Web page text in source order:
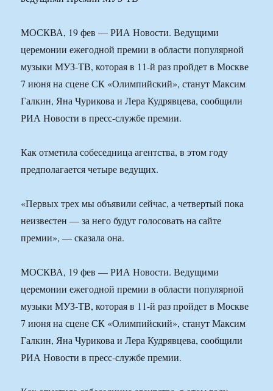
МОСКВА, 19 фев — РИА Новости. Ведущими
церемонии ежегодной премии в области популярной
музыки МУЗ-ТВ, которая в 11-й раз пройдет в Москве
7 июня на сцене СК «Олимпийский», станут Максим
Галкин, Яна Чурикова и Лера Кудрявцева, сообщили
РИА Новости в пресс-службе премии.
Как отметила собеседница агентства, в этом году
предполагается четыре ведущих.
«Первых трех мы объявили сейчас, а четвертый пока
неизвестен — за него будут голосовать на сайте
премии», — сказала она.
МОСКВА, 19 фев — РИА Новости. Ведущими
церемонии ежегодной премии в области популярной
музыки МУЗ-ТВ, которая в 11-й раз пройдет в Москве
7 июня на сцене СК «Олимпийский», станут Максим
Галкин, Яна Чурикова и Лера Кудрявцева, сообщили
РИА Новости в пресс-службе премии.